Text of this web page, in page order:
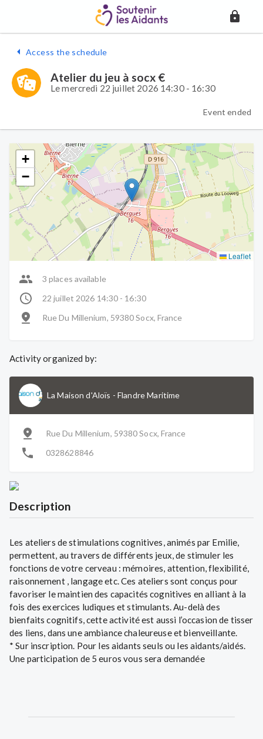
Access the schedule
Atelier du jeu à socx €
Le mercredi 22 juillet 2026 14:30 - 16:30
Event ended
Description
Les ateliers de stimulations cognitives, animés par Emilie,
permettent, au travers de différents jeux, de stimuler les
fonctions de votre cerveau : mémoires, attention, flexibilité,
raisonnement , langage etc. Ces ateliers sont conçus pour
favoriser le maintien des capacités cognitives en alliant à la
fois des exercices ludiques et stimulants. Au-delà des
bienfaits cognitifs, cette activité est aussi l’occasion de tisser
des liens, dans une ambiance chaleureuse et bienveillante.
* Sur inscription. Pour les aidants seuls ou les aidants/aidés.
Une participation de 5 euros vous sera demandée
+
−
Leaflet
3 places available
22 juillet 2026 14:30 - 16:30
Rue Du Millenium, 59380 Socx, France
Activity organized by:
La Maison d'Aloïs -Flandre Maritime
Rue Du Millenium, 59380 Socx, France
0328628846